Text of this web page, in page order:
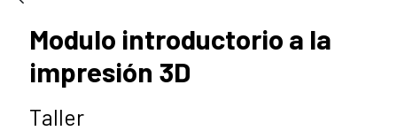
Modulo introductorio a la
impresión 3D
Taller